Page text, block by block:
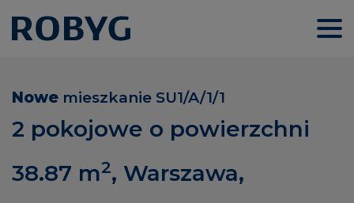
Nowe mieszkanie SU1/A/1/1
2 pokojowe o powierzchni
38.87 m2, Warszawa,